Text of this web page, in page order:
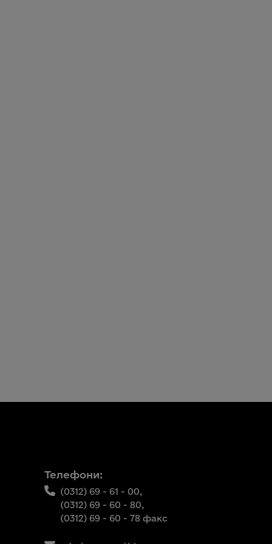
Телефони:
(0312) 69 - 61 - 00,
(0312) 69 - 60 - 80,
(0312) 69 - 60 - 78 факс